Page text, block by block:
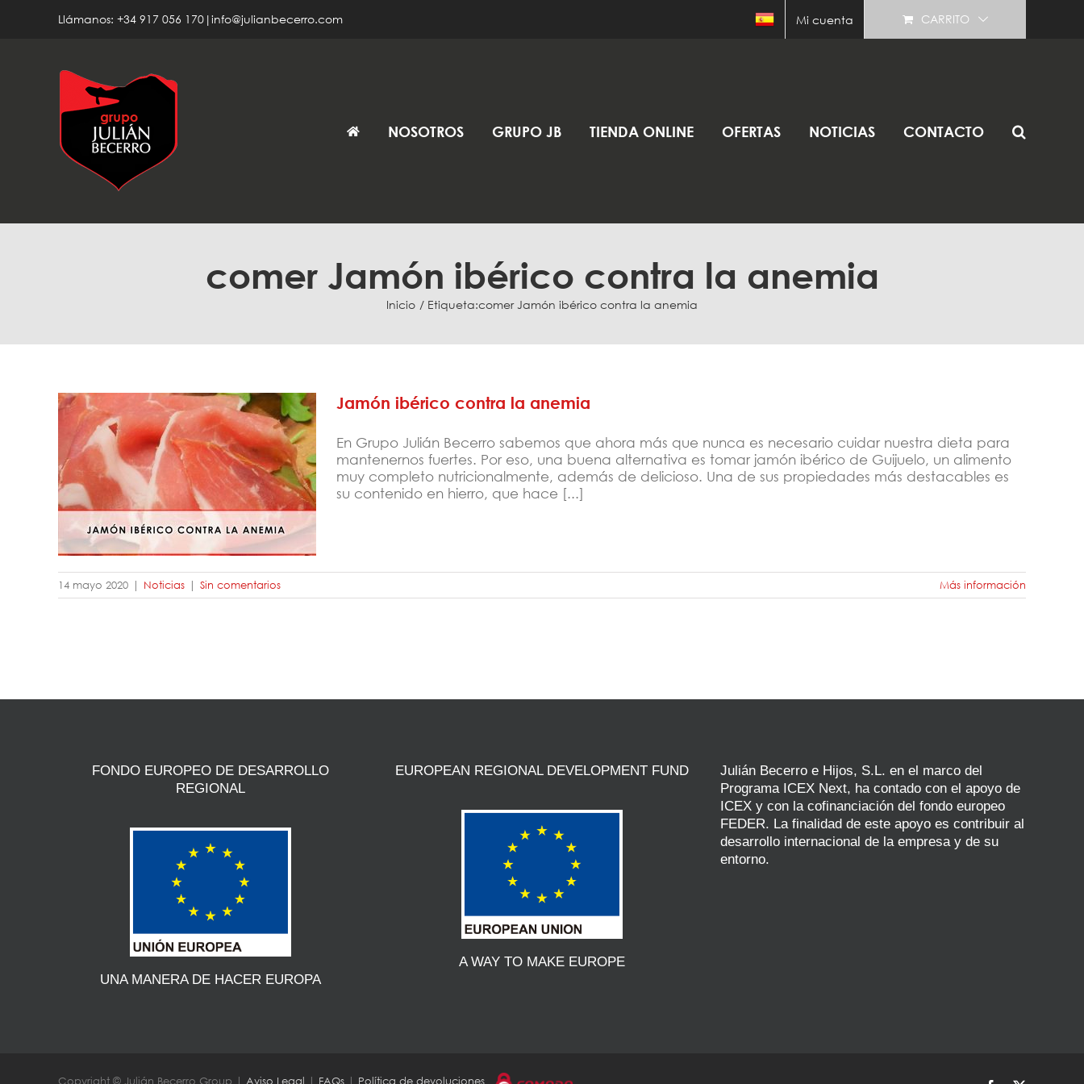
Llámanos: +34 917 056 170|info@julianbecerro.com Mi cuenta CARRITO
NOSOTROS GRUPO JB TIENDA ONLINE OFERTAS NOTICIAS CONTACTO
comer Jamón ibérico contra la anemia
Inicio Etiqueta:comer Jamón ibérico contra la anemia
Jamón ibérico contra la anemia
Jamón ibérico contra la anemia
En Grupo Julián Becerro sabemos que ahora más que nunca es necesario cuidar nuestra dieta para
mantenernos fuertes. Por eso, una buena alternativa es tomar jamón ibérico de Guijuelo, un alimento
muy completo nutricionalmente, además de delicioso. Una de sus propiedades más destacables es
su contenido en hierro, que hace [...]
14 mayo 2020 | Noticias | Sin comentarios Más información
FONDO EUROPEO DE DESARROLLO
REGIONAL
UNA MANERA DE HACER EUROPA
EUROPEAN REGIONAL DEVELOPMENT FUND
A WAY TO MAKE EUROPE
Julián Becerro e Hijos, S.L. en el marco del
Programa ICEX Next, ha contado con el apoyo de
ICEX y con la cofinanciación del fondo europeo
FEDER. La finalidad de este apoyo es contribuir al
desarrollo internacional de la empresa y de su
entorno.